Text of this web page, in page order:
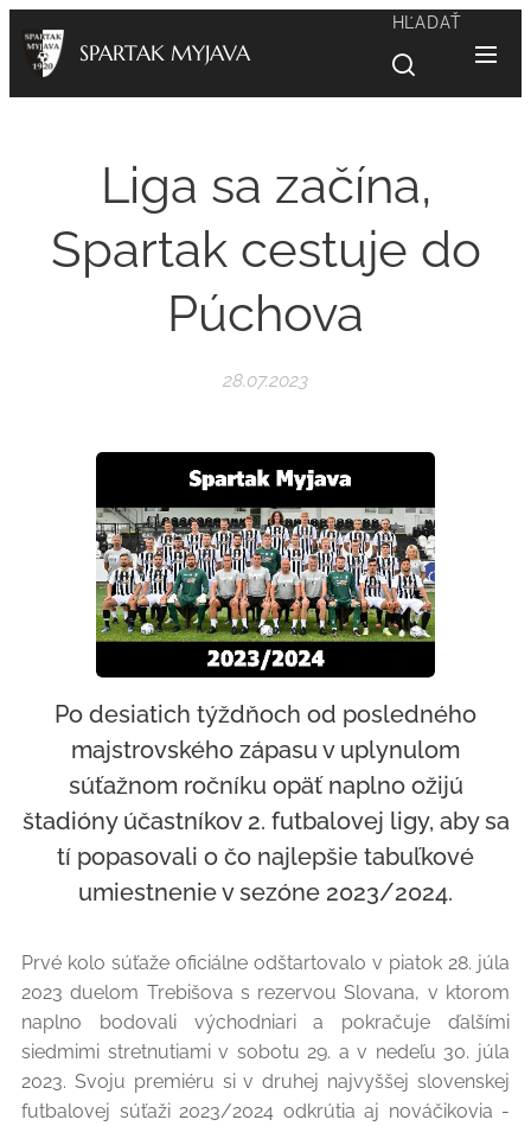
SPARTAK MYJAVA
HĽADAŤ
Liga sa začína,
Spartak cestuje do
Púchova
28.07.2023
Po desiatich týždňoch od posledného
majstrovského zápasu v uplynulom
súťažnom ročníku opäť naplno ožijú
štadióny účastníkov 2. futbalovej ligy, aby sa
tí popasovali o čo najlepšie tabuľkové
umiestnenie v sezóne 2023/2024.
Prvé kolo súťaže oficiálne odštartovalo v piatok 28. júla
2023 duelom Trebišova s rezervou Slovana, v ktorom
naplno bodovali východniari a pokračuje ďalšími
siedmimi stretnutiami v sobotu 29. a v nedeľu 30. júla
2023. Svoju premiéru si v druhej najvyššej slovenskej
futbalovej súťaži 2023/2024 odkrútia aj nováčikovia -